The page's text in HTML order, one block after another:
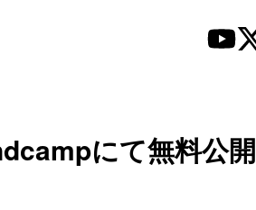
にて無料公開